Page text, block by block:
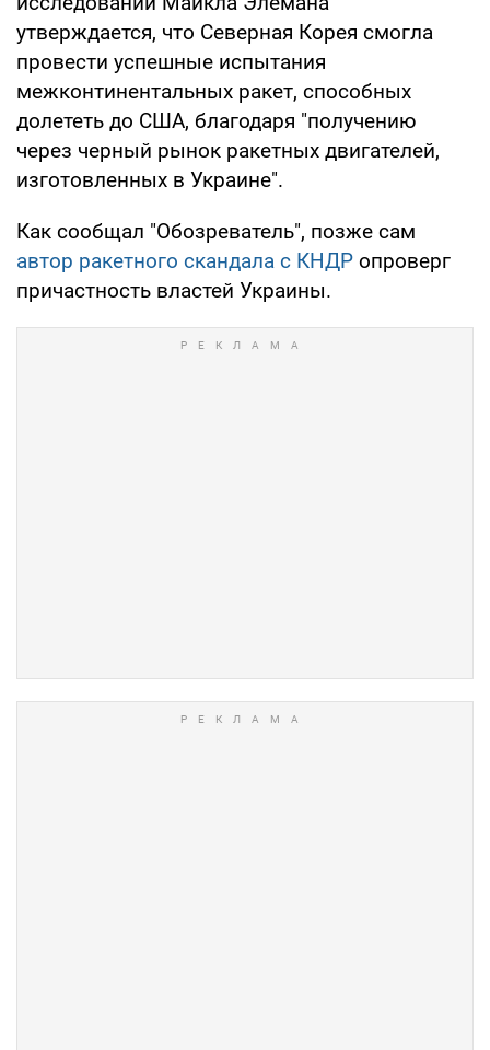
утверждается, что Северная Корея смогла
провести успешные испытания
межконтинентальных ракет, способных
долететь до США, благодаря "получению
через черный рынок ракетных двигателей,
изготовленных в Украине".
Как сообщал "Обозреватель", позже сам
автор ракетного скандала с КНДР опроверг
причастность властей Украины.